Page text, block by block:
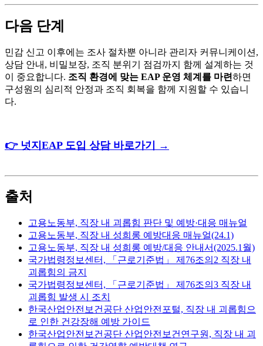
다음 단계
민감 신고 이후에는 조사 절차뿐 아니라 관리자 커뮤니케이션,
상담 안내, 비밀보장, 조직 분위기 점검까지 함께 설계하는 것
이 중요합니다. 조직 환경에 맞는 EAP 운영 체계를 마련하면
구성원의 심리적 안정과 조직 회복을 함께 지원할 수 있습니
다.
👉 넛지EAP 도입 상담 바로가기 →
출처
고용노동부, 직장 내 괴롭힘 판단 및 예방·대응 매뉴얼
고용노동부, 직장 내 성희롱 예방대응 매뉴얼(24.1)
고용노동부, 직장 내 성희롱 예방/대응 안내서(2025.1월)
국가법령정보센터, 「근로기준법」 제76조의2 직장 내
괴롭힘의 금지
국가법령정보센터, 「근로기준법」 제76조의3 직장 내
괴롭힘 발생 시 조치
한국산업안전보건공단 산업안전포털, 직장 내 괴롭힘으
로 인한 건강장해 예방 가이드
한국산업안전보건공단 산업안전보건연구원, 직장 내 괴